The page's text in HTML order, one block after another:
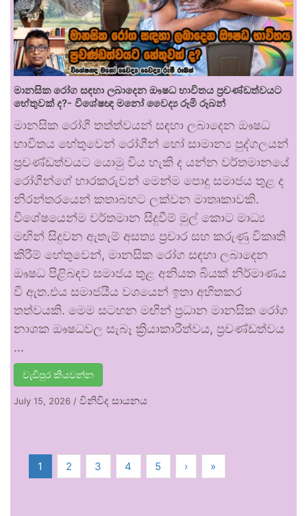
මානසික රෝග සඳහා ලබාදෙන ඖෂධ භාවිතය ප්‍රචණ්ඩත්වයට
හේතුවක් ද?- විශේෂඥ මනෝ වෛද්‍ය රූමි රූබන්
මානසික රෝගී තත්ත්වයන් සඳහා ලබාදෙන ඖෂධ
භාවිතය හේතුවෙන් රෝගීන් හෝ සාමාන්‍ය පුද්ගලයන්
ප්‍රචණ්ඩත්වයට යොමු විය හැකි ද යන්න වර්තමානයේ
රෝගීන්ගේ භාරකරුවන් මෙන්ම පොදු සමාජය තුළ ද
නිරන්තරයෙන් කතාබහට ලක්වන මාතෘකාවකි.
විශේෂයෙන්ම වර්තමාන සිදුවීම් මුල් කොට මාධ්‍ය
මඟින් සිදුවන ඇතැම් අසත්‍ය ප්‍රචාර සහ කරුණු විකෘති
කිරීම් හේතුවෙන්, මානසික රෝග සඳහා ලබාදෙන
ඖෂධ පිළිබඳව සමාජය තුළ අනියත බියක් නිර්මාණය
වී ඇත.එය සමාජයීය වශයෙන් ඉතා අහිතකර
තත්වයකි. මෙම සටහන මඟින් ප්‍රධාන මානසික රෝග
නාශක ඖෂධවල සැබෑ ක්‍රියාකාරීත්වය, ප්‍රචණ්ඩත්වය
…
වැඩිපුර කියවන්න
July 15, 2026 / විනිවිද සායනය
1 2 3 4 5 › »